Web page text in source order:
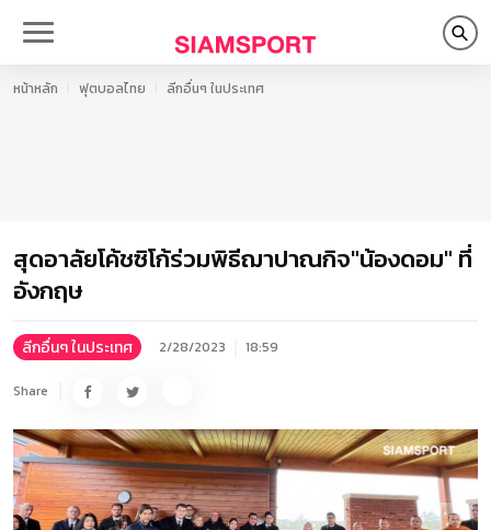
หน้าหลัก ฟุตบอลไทย ลีกอื่นๆ ในประเทศ
สุดอาลัยโค้ชซิโก้ร่วมพิธีฌาปาณกิจ"น้องดอม" ที่
อังกฤษ
ลีกอื่นๆ ในประเทศ 2/28/2023 18:59
Share